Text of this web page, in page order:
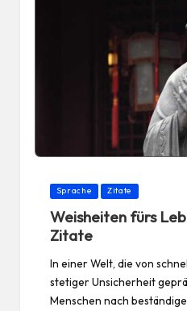
Posted
Sprache Zitate
Weisheiten fürs
Zitate
In einer Welt, die von
stetiger Unsicherheit
Menschen nach